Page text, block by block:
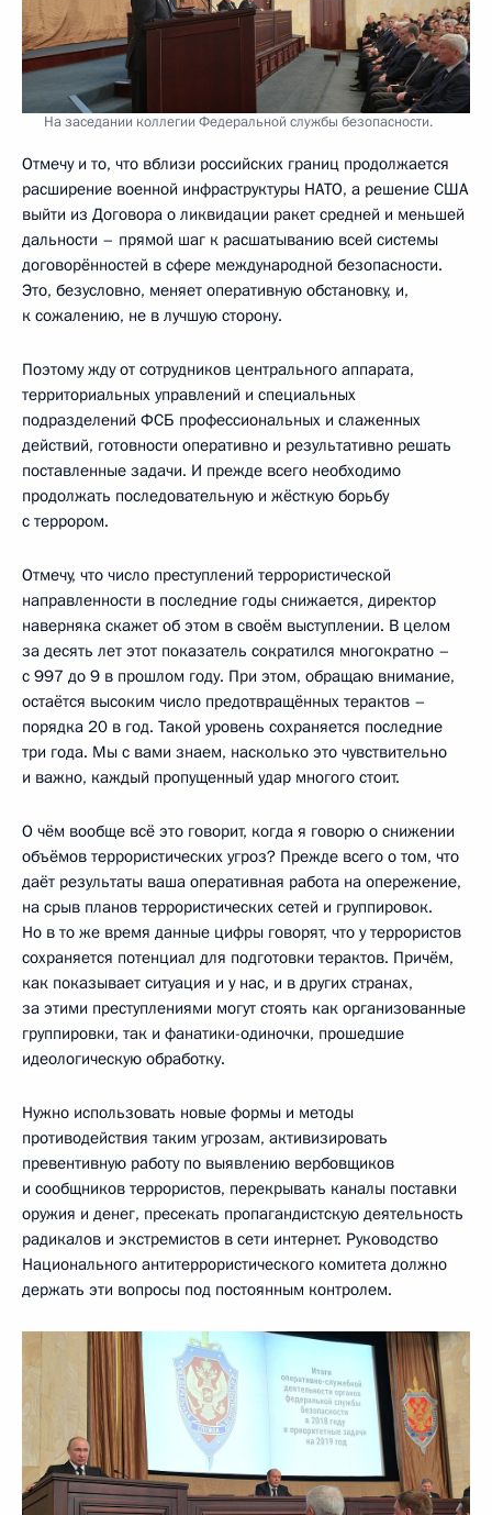
На заседании коллегии Федеральной службы безопасности.
Отмечу и то, что вблизи российских границ продолжается
расширение военной инфраструктуры НАТО, а решение США
выйти из Договора о ликвидации ракет средней и меньшей
дальности – прямой шаг к расшатыванию всей системы
договорённостей в сфере международной безопасности.
Это, безусловно, меняет оперативную обстановку, и,
к сожалению, не в лучшую сторону.
Поэтому жду от сотрудников центрального аппарата,
территориальных управлений и специальных
подразделений ФСБ профессиональных и слаженных
действий, готовности оперативно и результативно решать
поставленные задачи. И прежде всего необходимо
продолжать последовательную и жёсткую борьбу
с террором.
Отмечу, что число преступлений террористической
направленности в последние годы снижается, директор
наверняка скажет об этом в своём выступлении. В целом
за десять лет этот показатель сократился многократно –
с 997 до 9 в прошлом году. При этом, обращаю внимание,
остаётся высоким число предотвращённых терактов –
порядка 20 в год. Такой уровень сохраняется последние
три года. Мы с вами знаем, насколько это чувствительно
и важно, каждый пропущенный удар многого стоит.
О чём вообще всё это говорит, когда я говорю о снижении
объёмов террористических угроз? Прежде всего о том, что
даёт результаты ваша оперативная работа на опережение,
на срыв планов террористических сетей и группировок.
Но в то же время данные цифры говорят, что у террористов
сохраняется потенциал для подготовки терактов. Причём,
как показывает ситуация и у нас, и в других странах,
за этими преступлениями могут стоять как организованные
группировки, так и фанатики-одиночки, прошедшие
идеологическую обработку.
Нужно использовать новые формы и методы
противодействия таким угрозам, активизировать
превентивную работу по выявлению вербовщиков
и сообщников террористов, перекрывать каналы поставки
оружия и денег, пресекать пропагандистскую деятельность
радикалов и экстремистов в сети интернет. Руководство
Национального антитеррористического комитета должно
держать эти вопросы под постоянным контролем.